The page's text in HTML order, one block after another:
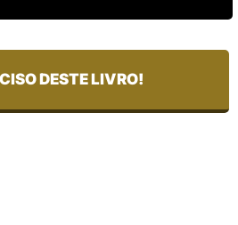
DESTE LIVRO!